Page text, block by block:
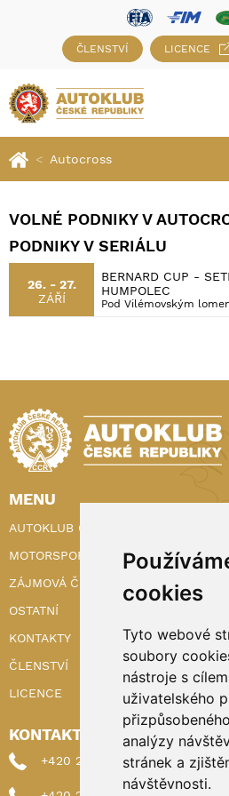
cookies
Tyto webové
soubory
nástroje s
uživatelského
analýzy
stránek a
návštěvnosti.
ČLENSTVÍ LICENCE
Autocross
VOLNÉ PODNIKY V
PODNIKY V SERIÁLU
26. - 27.
ZÁŘÍ
BERNARD CUP -
HUMPOLEC
Pod Vilémovským
MENU
AUTOKLUB ČR
MOTORSPORT
ZÁJMOVÁ ČINNOST
OSTATNÍ
KONTAKTY
ČLENSTVÍ
LICENCE
KONTAKTY
+420 222 898 224